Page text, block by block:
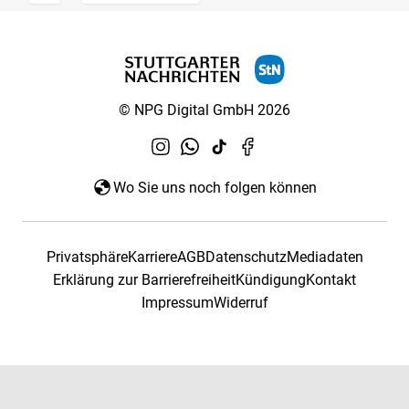
© NPG Digital GmbH 2026
Wo Sie uns noch folgen können
PrivatsphäreKarriereAGBDatenschutzMediadaten
Erklärung zur BarrierefreiheitKündigungKontakt
ImpressumWiderruf